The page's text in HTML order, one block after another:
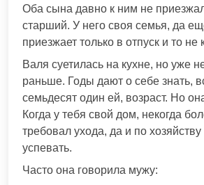
Оба сына давно к ним не
старший. У него своя семья, да
приезжает только в отпуск и то не
Валя суетилась на кухне, но уже
раньше. Годы дают о себе знать,
семьдесят один ей, возраст. Но
Когда у тебя свой дом, некогда
требовал ухода, да и по
успевать.
Часто она говорила мужу: